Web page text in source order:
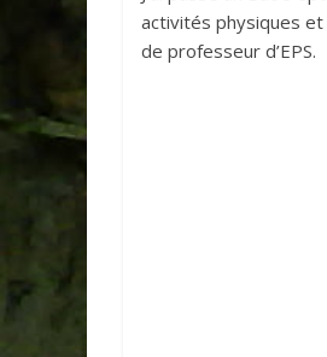
activités physiques et
de professeur d’EPS.